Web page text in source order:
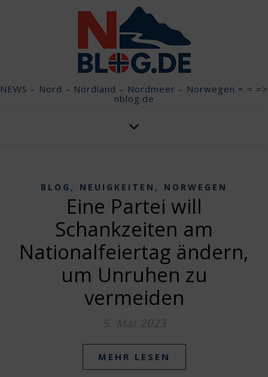
NEWS – Nord – Nordland – Nordmeer – Norwegen = = =>
nblog.de
BLOG , NEUIGKEITEN , NORWEGEN
Eine Partei will
Schankzeiten am
Nationalfeiertag ändern,
um Unruhen zu
vermeiden
5. Mai 2023
MEHR LESEN